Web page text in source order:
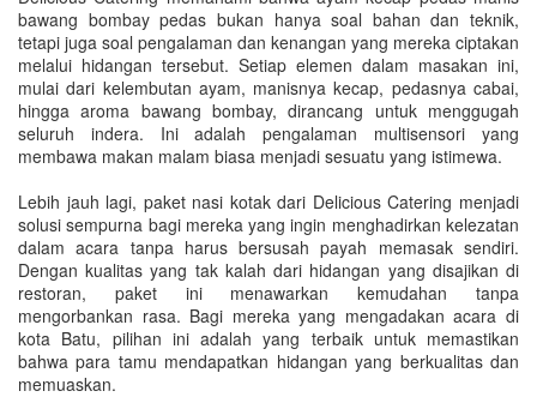
bawang bombay pedas bukan hanya soal bahan dan teknik,
tetapi juga soal pengalaman dan kenangan yang mereka ciptakan
melalui hidangan tersebut. Setiap elemen dalam masakan ini,
mulai dari kelembutan ayam, manisnya kecap, pedasnya cabai,
hingga aroma bawang bombay, dirancang untuk menggugah
seluruh indera. Ini adalah pengalaman multisensori yang
membawa makan malam biasa menjadi sesuatu yang istimewa.
Lebih jauh lagi, paket nasi kotak dari Delicious Catering menjadi
solusi sempurna bagi mereka yang ingin menghadirkan kelezatan
dalam acara tanpa harus bersusah payah memasak sendiri.
Dengan kualitas yang tak kalah dari hidangan yang disajikan di
restoran, paket ini menawarkan kemudahan tanpa
mengorbankan rasa. Bagi mereka yang mengadakan acara di
kota Batu, pilihan ini adalah yang terbaik untuk memastikan
bahwa para tamu mendapatkan hidangan yang berkualitas dan
memuaskan.